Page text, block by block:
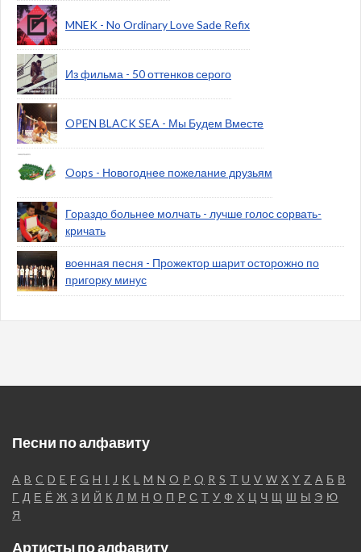
MNEK - No Ordinary Love Sade Refix
Из фильма - 50 оттенков серого
OPEN BLACK SEA - Мы Будем Вместе
Oops - Новогоднее пожелание друзьям
Гораздо больнее молчать - лучше голос сорвать-
кричать
военная песня - Прожектор шарит осторожно по
пригорку минус
Песни по алфавиту
A B C D E F G H I J K L M N O P Q R S T U V W X Y Z А Б В
Г Д Е Ё Ж З И Й К Л М Н О П Р С Т У Ф Х Ц Ч Щ Ш Ы Э Ю
Я
Артисты по алфавиту